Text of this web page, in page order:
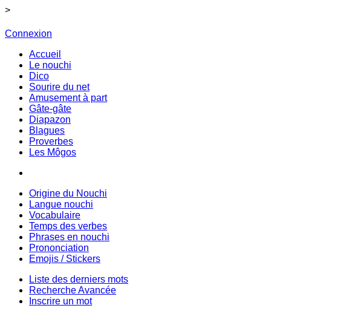
>
Connexion
Accueil
Le nouchi
Dico
Sourire du net
Amusement à part
Gâte-gâte
Diapazon
Blagues
Proverbes
Les Môgos
Origine du Nouchi
Langue nouchi
Vocabulaire
Temps des verbes
Phrases en nouchi
Prononciation
Emojis / Stickers
Liste des derniers mots
Recherche Avancée
Inscrire un mot